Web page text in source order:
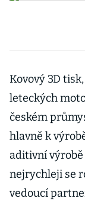
Kovový 3D
leteckých
českém
hlavně k
aditivní výrobě
nejrychleji se
vedoucí